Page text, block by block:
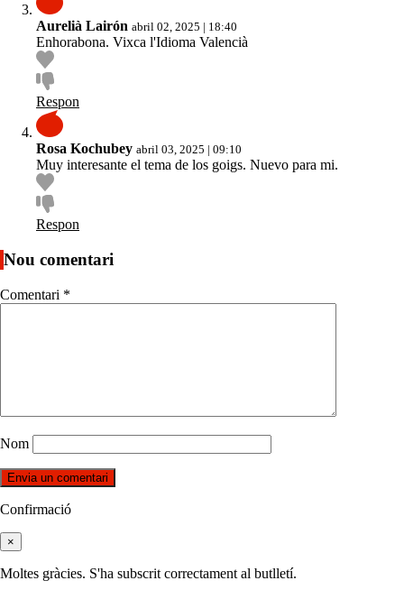
Aurelià Lairón abril 02, 2025 | 18:40
Enhorabona. Vixca l'Idioma Valencià
Respon
Rosa Kochubey abril 03, 2025 | 09:10
Muy interesante el tema de los goigs. Nuevo para mi.
Respon
Nou comentari
Comentari *
Nom
Confirmació
×
Moltes gràcies. S'ha subscrit correctament al butlletí.